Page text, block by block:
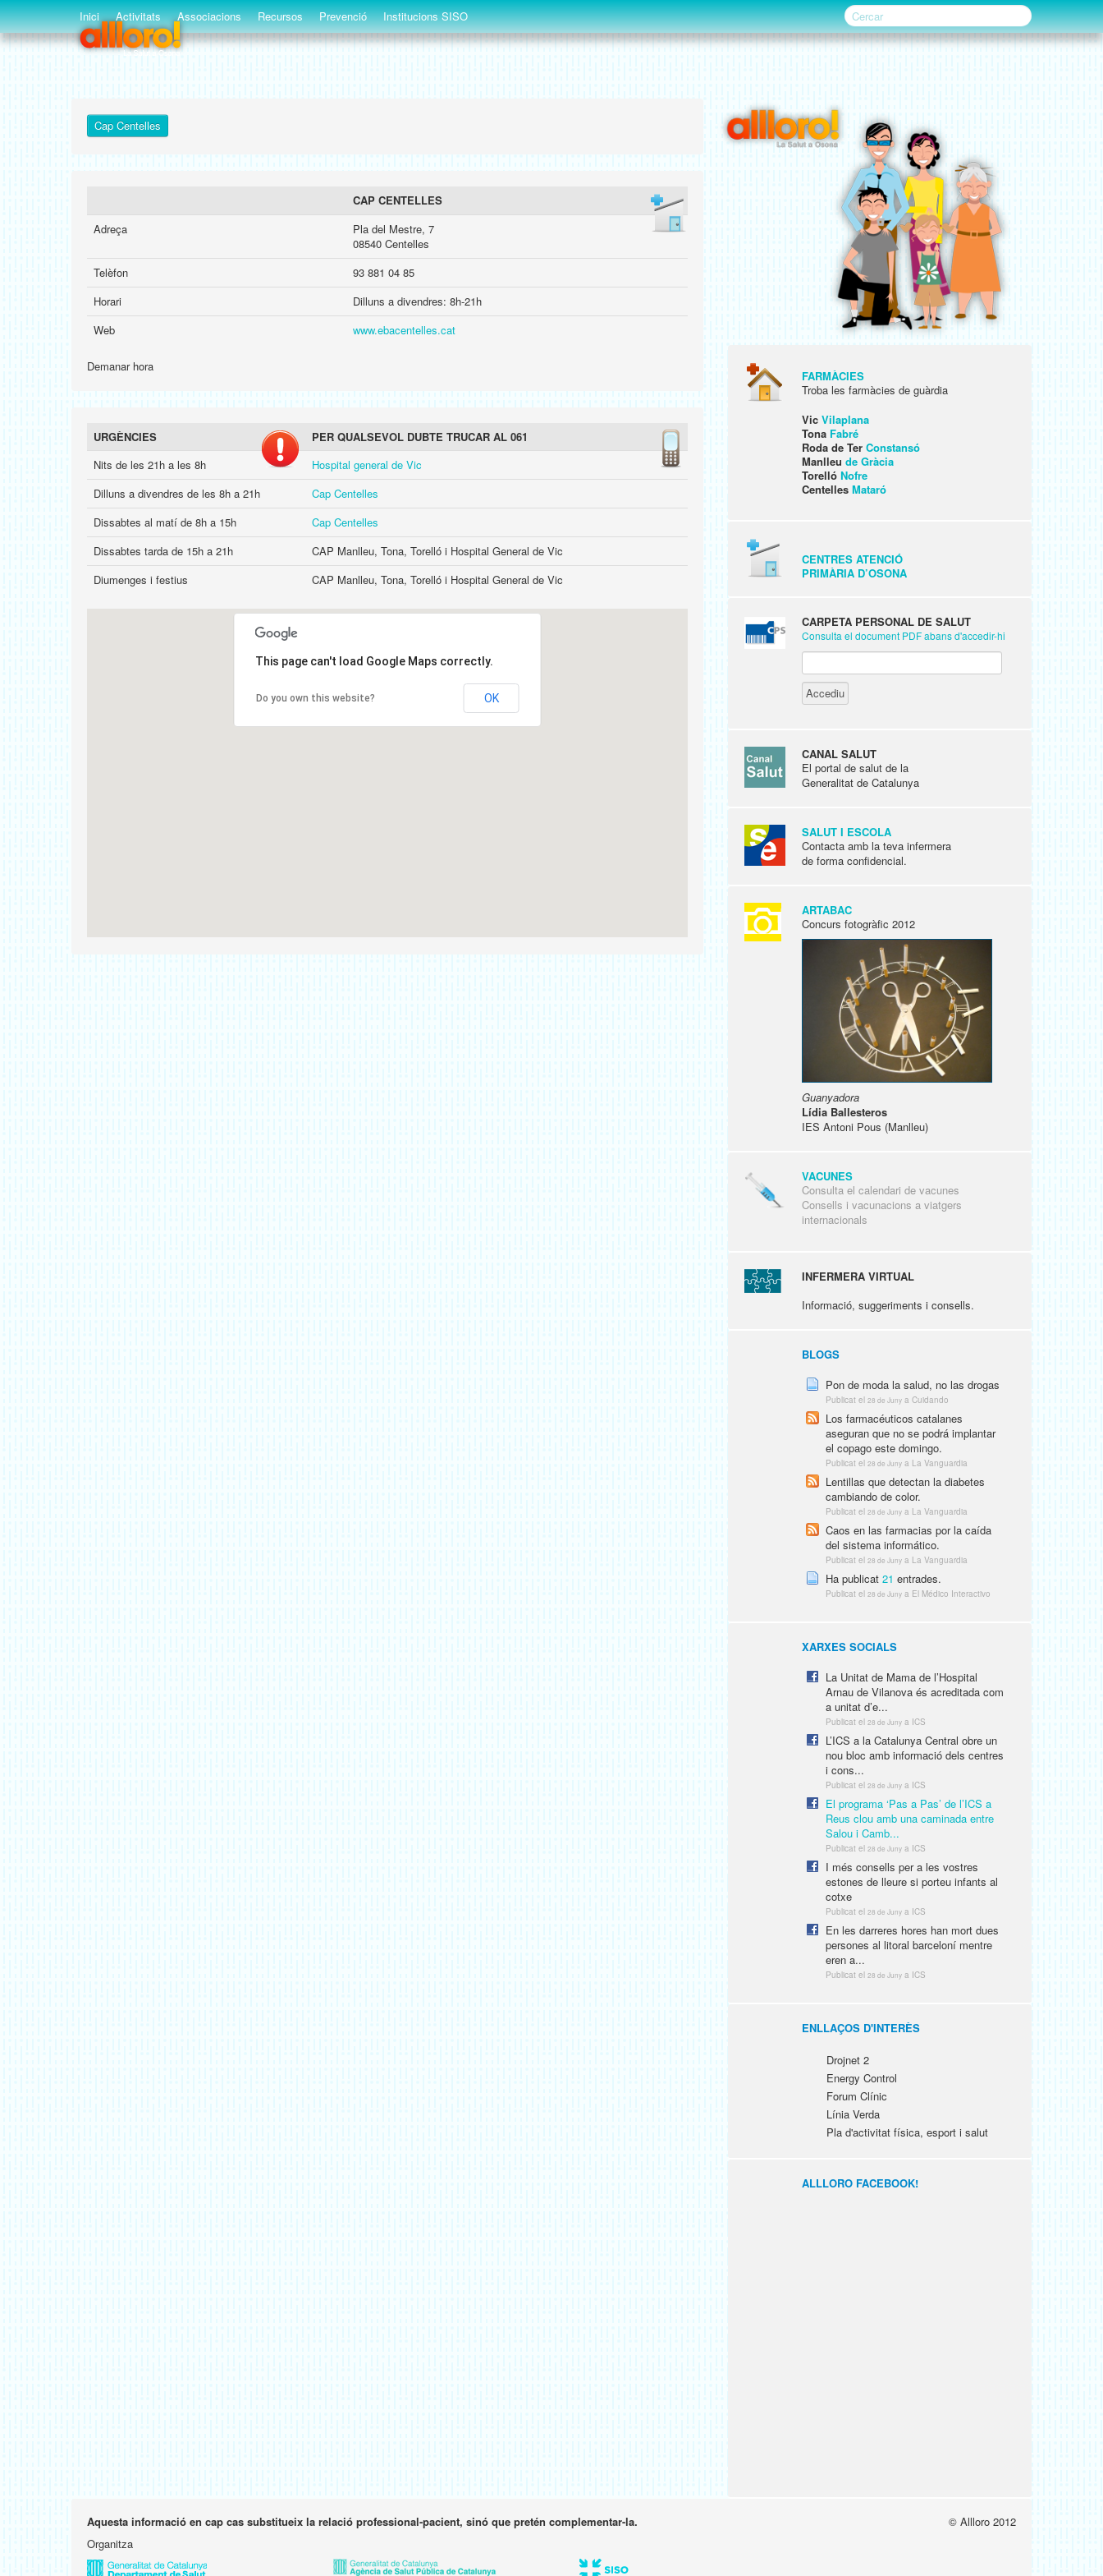
Inici Activitats Associacions Recursos Prevenció Institucions SISO
Cap Centelles
CAP CENTELLES
Adreça
Pla del Mestre, 7
08540 Centelles
Telèfon
93 881 04 85
Horari
Dilluns a divendres: 8h-21h
Web
www.ebacentelles.cat
Demanar hora
URGÈNCIES
PER QUALSEVOL DUBTE TRUCAR AL 061
Nits de les 21h a les 8h
Hospital general de Vic
Dilluns a divendres de les 8h a 21h
Cap Centelles
Dissabtes al matí de 8h a 15h
Cap Centelles
Dissabtes tarda de 15h a 21h
CAP Manlleu, Tona, Torelló i Hospital General de Vic
Diumenges i festius
CAP Manlleu, Tona, Torelló i Hospital General de Vic
This page can't load Google Maps correctly.
Do you own this website? OK
FARMÀCIES
Troba les farmàcies de guàrdia
Vic Vilaplana
Tona Fabré
Roda de Ter Constansó
Manlleu de Gràcia
Torelló Nofre
Centelles Mataró
CENTRES ATENCIÓ
PRIMÀRIA D’OSONA
CARPETA PERSONAL DE SALUT
Consulta el document PDF abans d'accedir-hi
CANAL SALUT
El portal de salut de la
Generalitat de Catalunya
SALUT I ESCOLA
Contacta amb la teva infermera
de forma confidencial.
ARTABAC
Concurs fotogràfic 2012
Guanyadora
Lídia Ballesteros
IES Antoni Pous (Manlleu)
VACUNES
Consulta el calendari de vacunes
Consells i vacunacions a viatgers
internacionals
INFERMERA VIRTUAL
Informació, suggeriments i consells.
BLOGS
Pon de moda la salud, no las drogas
Publicat el 28 de Juny a Cuidando
Los farmacéuticos catalanes
aseguran que no se podrá implantar
el copago este domingo.
Publicat el 28 de Juny a La Vanguardia
Lentillas que detectan la diabetes
cambiando de color.
Publicat el 28 de Juny a La Vanguardia
Caos en las farmacias por la caída
del sistema informático.
Publicat el 28 de Juny a La Vanguardia
Ha publicat 21 entrades.
Publicat el 28 de Juny a El Médico Interactivo
XARXES SOCIALS
La Unitat de Mama de l’Hospital
Arnau de Vilanova és acreditada com
a unitat d’e...
Publicat el 28 de Juny a ICS
L’ICS a la Catalunya Central obre un
nou bloc amb informació dels centres
i cons...
Publicat el 28 de Juny a ICS
El programa ‘Pas a Pas’ de l’ICS a
Reus clou amb una caminada entre
Salou i Camb...
Publicat el 28 de Juny a ICS
I més consells per a les vostres
estones de lleure si porteu infants al
cotxe
Publicat el 28 de Juny a ICS
En les darreres hores han mort dues
persones al litoral barceloní mentre
eren a...
Publicat el 28 de Juny a ICS
ENLLAÇOS D'INTERÈS
Drojnet 2
Energy Control
Forum Clínic
Línia Verda
Pla d'activitat física, esport i salut
ALLLORO FACEBOOK!
Aquesta informació en cap cas substitueix la relació professional-pacient, sinó que pretén complementar-la.
© Allloro 2012
Organitza